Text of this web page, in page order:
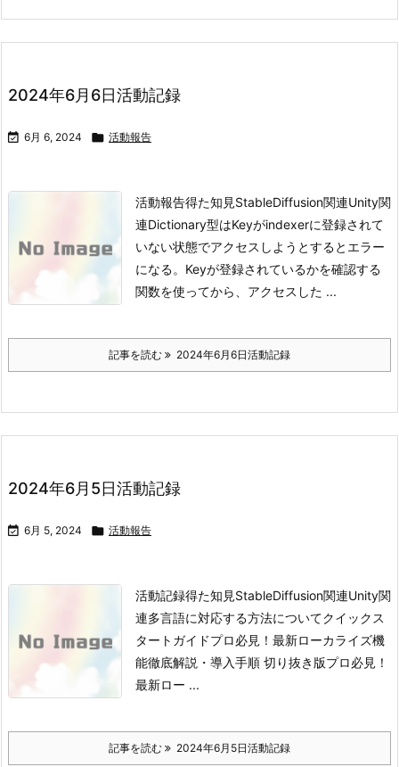
2024年6月6日活動記録
 6月 6, 2024  活動報告
活動報告得た知見StableDiffusion関連Unity関
連Dictionary型はKeyがindexerに登録されて
いない状態でアクセスしようとするとエラー
になる。Keyが登録されているかを確認する
関数を使ってから、アクセスした ...
記事を読む 2024年6月6日活動記録
2024年6月5日活動記録
 6月 5, 2024  活動報告
活動記録得た知見StableDiffusion関連Unity関
連多言語に対応する方法についてクイックス
タートガイドプロ必見！最新ローカライズ機
能徹底解説・導入手順 切り抜き版プロ必見！
最新ロー ...
記事を読む 2024年6月5日活動記録